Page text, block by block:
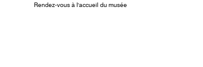
Rendez-vous à l'accueil du musée